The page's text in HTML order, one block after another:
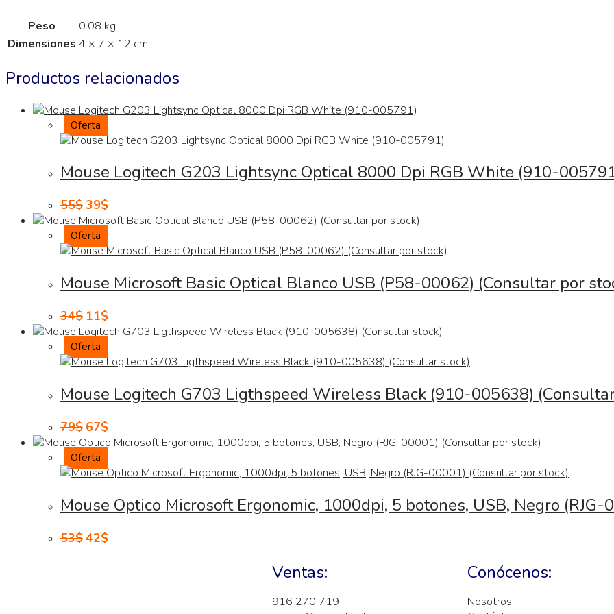
Peso
0.08 kg
Dimensiones 4 × 7 × 12 cm
Productos relacionados
Oferta
Mouse Logitech G203 Lightsync Optical 8000 Dpi RGB White (910-
55$39$
Oferta
Mouse Microsoft Basic Optical Blanco USB (P58-00062) (Consultar por
34$ 11$
Oferta
Mouse Logitech G703 Ligthspeed Wireless Black (910-005638)
79$ 67$
Oferta
Mouse Optico Microsoft Ergonomic, 1000dpi, 5 botones, USB, Negro
53$42$
Ventas:
916 270 719
Conócenos:
Nosotros